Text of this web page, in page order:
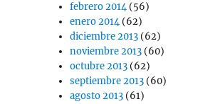
febrero 2014(56)
enero 2014(62)
diciembre 2013 (62)
noviembre 2013 (60)
octubre 2013 (62)
septiembre 2013 (60)
agosto 2013 (61)